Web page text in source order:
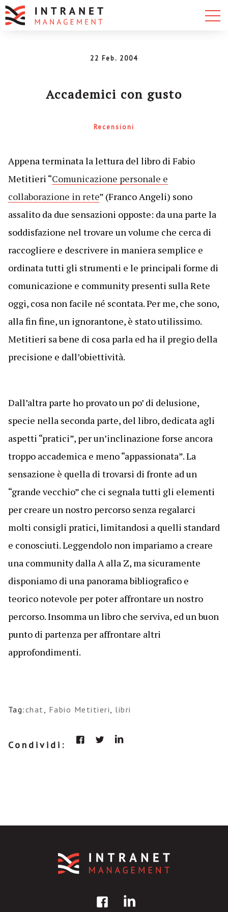
22 Feb. 2004
Accademici con gusto
Recensioni
Appena terminata la lettura del libro di Fabio
Metitieri “Comunicazione personale e
collaborazione in rete” (Franco Angeli) sono
assalito da due sensazioni opposte: da una parte la
soddisfazione nel trovare un volume che cerca di
raccogliere e descrivere in maniera semplice e
ordinata tutti gli strumenti e le principali forme di
comunicazione e community presenti sulla Rete
oggi, cosa non facile né scontata. Per me, che sono,
alla fin fine, un ignorantone, è stato utilissimo.
Metitieri sa bene di cosa parla ed ha il pregio della
precisione e dall’obiettività.
Dall’altra parte ho provato un po’ di delusione,
specie nella seconda parte, del libro, dedicata agli
aspetti “pratici”, per un’inclinazione forse ancora
troppo accademica e meno “appassionata”. La
sensazione è quella di trovarsi di fronte ad un
“grande vecchio” che ci segnala tutti gli elementi
per creare un nostro percorso senza regalarci
molti consigli pratici, limitandosi a quelli standard
e conosciuti. Leggendolo non impariamo a creare
una community dalla A alla Z, ma sicuramente
disponiamo di una panorama bibliografico e
teorico notevole per poter affrontare un nostro
percorso. Insomma un libro che serviva, ed un buon
punto di partenza per affrontare altri
approfondimenti.
Tag:chat, Fabio Metitieri, libri
Condividi: